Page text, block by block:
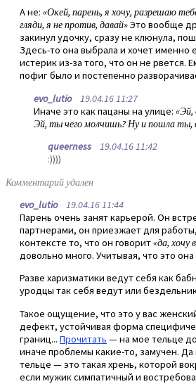
А не: «Окей, парень, я хочу, разрешаю
гляди, я не против, давай»Это вообще
закинул удочку, сразу не клюнула,
Здесь-то она выбрала и хочет именно
истерик из-за того, что он не рвется.
пофиг было и постепенно
evo_lutio19.04.16 11:27
Иначе это как пацаны на улице: «Эй,
Эй, ты чего молчишь? Ну и пошла ты,
queerness 19.04.16 11:42
:))))
Комментарий удален
evo_lutio19.04.16 11:44
Парень очень занят карьерой. Он
партнерами, он приезжает для
контексте то, что он говорит«да, хочу
довольно много. Учитывая, что это
Разве харизматики ведут себя как
уродцы так себя ведут или
Такое ощущение, что это у вас
дефект, устойчивая форма
границ... Прочитать — на мое тельце
иначе проблемы какие-то, замучен.
тельце — это такая хрень, которой
если мужик симпатичный и